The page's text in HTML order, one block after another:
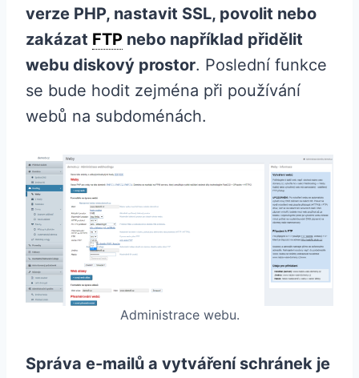
verze PHP, nastavit SSL, povolit nebo
zakázat FTP nebo například přidělit
webu diskový prostor. Poslední funkce
se bude hodit zejména při používání
webů na subdoménách.
Administrace webu.
Správa e-mailů a vytváření schránek je